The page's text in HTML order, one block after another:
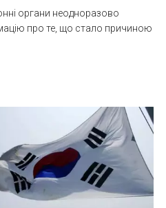
органи неодноразово
про те, що стало причиною